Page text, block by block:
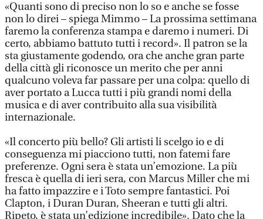
«Quanti sono di preciso non lo so e anche se fosse
non lo direi – spiega Mimmo – La prossima settimana
faremo la conferenza stampa e daremo i numeri. Di
certo, abbiamo battuto tutti i record». Il patron se la
sta giustamente godendo, ora che anche gran parte
della città gli riconosce un merito che per anni
qualcuno voleva far passare per una colpa: quello di
aver portato a Lucca tutti i più grandi nomi della
musica e di aver contribuito alla sua visibilità
internazionale.
«Il concerto più bello? Gli artisti li scelgo io e di
conseguenza mi piacciono tutti, non fatemi fare
preferenze. Ogni sera è stata un’emozione. La più
fresca è quella di ieri sera, con Marcus Miller che mi
ha fatto impazzire e i Toto sempre fantastici. Poi
Clapton, i Duran Duran, Sheeran e tutti gli altri.
Ripeto, è stata un’edizione incredibile». Dato che la